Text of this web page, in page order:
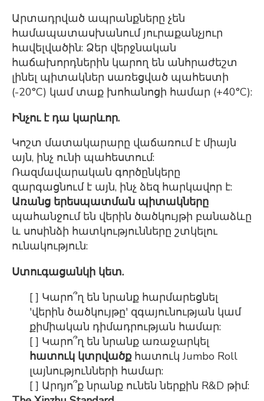
Արտադրված ապրանքները չեն
համապատասխանում յուրաքանչյուր
հավելվածին: Ձեր վերջնական
հաճախորդներին կարող են անհրաժեշտ
լինել պիտակներ սառեցված պահեստի
(-20°C) կամ տաք խոհանոցի համար (+40°C):
Ինչու է դա կարևոր.
Կոշտ մատակարարը վաճառում է միայն
այն, ինչ ունի պահեստում:
Ռազմավարական գործընկերը
զարգացնում է այն, ինչ ձեզ հարկավոր է:
Առանց երեսպատման պիտակները
պահանջում են վերին ծածկույթի բանաձևը
և սոսինձի հատկությունները շտկելու
ունակություն:
Ստուգացանկի կետ.
[ ] Կարո՞ղ են նրանք հարմարեցնել
'վերին ծածկույթը' զգայունության կամ
քիմիական դիմադրության համար:
[ ] Կարո՞ղ են նրանք առաջարկել
հատուկ կտրվածք հատուկ Jumbo Roll
լայնությունների համար:
[ ] Արդյո՞ք նրանք ունեն ներքին R&D թիմ: